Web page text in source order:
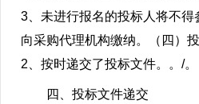
3、未进行报名的投标人将不
向采购代理机构缴纳。（四）
2、按时递交了投标文件。。/。
四、投标文件递交